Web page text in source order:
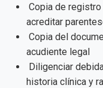
Copia de
acreditar
Copia del
acudiente legal
Diligenciar
historia clínica y